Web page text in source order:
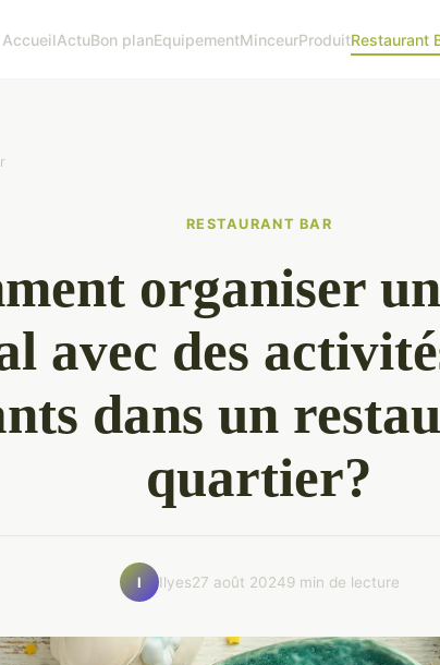
AccueilActuBon planEquipementMinceurProduitRestaurant
RESTAURANT BAR
organiser
avec des
dans un
quartier?
I Ilyes27 août 20249 min de lecture